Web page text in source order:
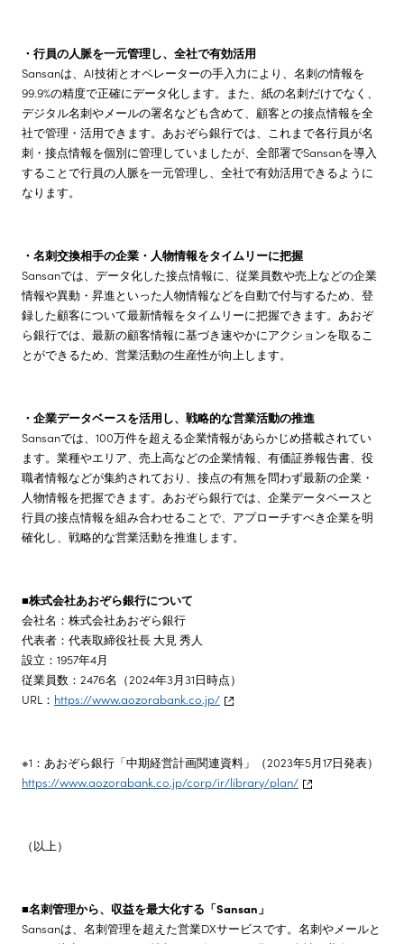
・行員の人脈を一元管理し、全社で有効活用
Sansanは、AI技術とオペレーターの手入力により、名刺の情報を
99.9%の精度で正確にデータ化します。また、紙の名刺だけでなく、
デジタル名刺やメールの署名なども含めて、顧客との接点情報を全
社で管理・活用できます。あおぞら銀行では、これまで各行員が名
刺・接点情報を個別に管理していましたが、全部署でSansanを導入
することで行員の人脈を一元管理し、全社で有効活用できるように
なります。
・名刺交換相手の企業・人物情報をタイムリーに把握
Sansanでは、データ化した接点情報に、従業員数や売上などの企業
情報や異動・昇進といった人物情報などを自動で付与するため、登
録した顧客について最新情報をタイムリーに把握できます。あおぞ
ら銀行では、最新の顧客情報に基づき速やかにアクションを取るこ
とができるため、営業活動の生産性が向上します。
・企業データベースを活用し、戦略的な営業活動の推進
Sansanでは、100万件を超える企業情報があらかじめ搭載されてい
ます。業種やエリア、売上高などの企業情報、有価証券報告書、役
職者情報などが集約されており、接点の有無を問わず最新の企業・
人物情報を把握できます。あおぞら銀行では、企業データベースと
行員の接点情報を組み合わせることで、アプローチすべき企業を明
確化し、戦略的な営業活動を推進します。
■株式会社あおぞら銀行について
会社名：株式会社あおぞら銀行
代表者：代表取締役社長 大見 秀人
設立：1957年4月
従業員数：2476名（2024年3月31日時点）
URL： https://www.aozorabank.co.jp/
※1：あおぞら銀行「中期経営計画関連資料」（2023年5月17日発表）
https://www.aozorabank.co.jp/corp/ir/library/plan/
（以上）
■名刺管理から、収益を最大化する「Sansan」
Sansanは、名刺管理を超えた営業DXサービスです。名刺やメールと